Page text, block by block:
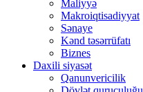
Maliyyə
Makroiqtisadiyyat
Sənaye
Kənd təsərrüfatı
Biznes
Daxili siyasət
Qanunvericilik